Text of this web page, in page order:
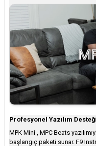
Profesyonel Yazılım
MPK Mini , MPC Beats
başlangıç paketi sunar. F9